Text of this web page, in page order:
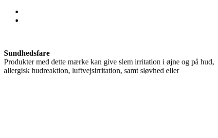
Sundhedsfare
Produkter med dette mærke kan give slem irritation i øjne og på hud,
allergisk hudreaktion, luftvejsirritation, samt sløvhed eller